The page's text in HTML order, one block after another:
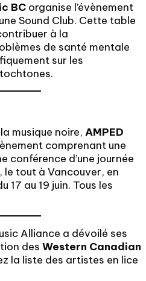
BC organise l’évènement
Sound Club. Cette table
à la
de santé mentale
sur les
musique noire, AMPED
comprenant une
conférence d’une journée
le tout à Vancouver, en
au 19 juin. Tous les
Alliance a dévoilé ses
des Western Canadian
la liste des artistes en lice